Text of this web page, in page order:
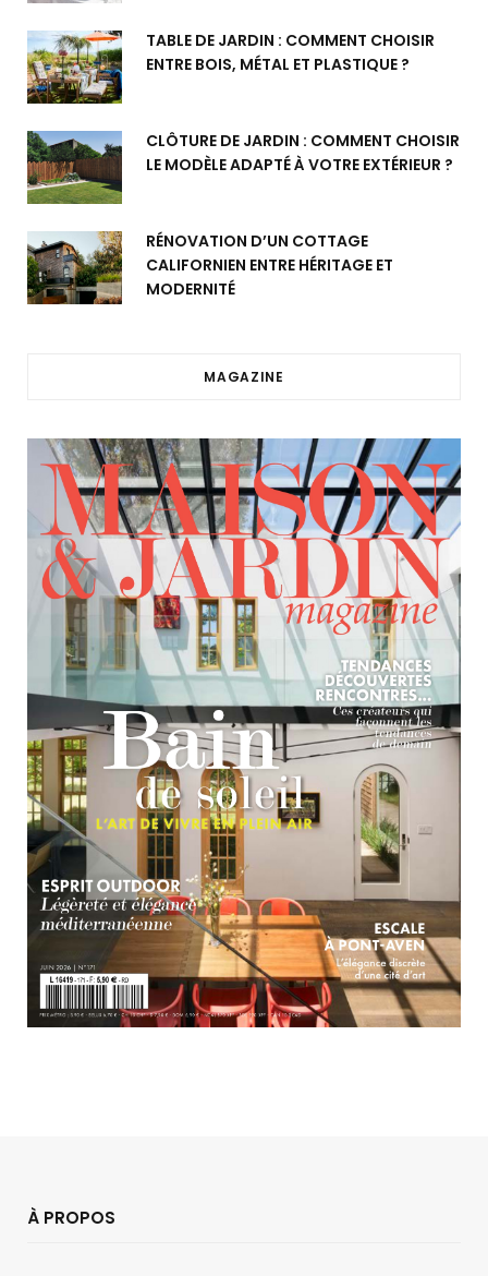
TABLE DE JARDIN : COMMENT CHOISIR
ENTRE BOIS, MÉTAL ET PLASTIQUE ?
CLÔTURE DE JARDIN : COMMENT CHOISIR
LE MODÈLE ADAPTÉ À VOTRE EXTÉRIEUR ?
RÉNOVATION D’UN COTTAGE
CALIFORNIEN ENTRE HÉRITAGE ET
MODERNITÉ
MAGAZINE
À PROPOS